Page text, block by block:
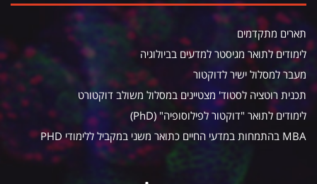
תארים מתקדמים
לימודים לתואר מגיסטר למדעים בביולוגיה
מעבר למסלול ישיר לדוקטור
תכנית רוטציה לסטוד' מצטיינים במסלול משולב דוקטורט
לימודים לתואר "דוקטור לפילוסופיה" (PhD)
MBA בהתמחות במדעי החיים כתואר משני במקביל ללימודי PHD